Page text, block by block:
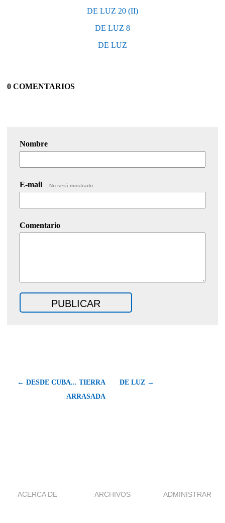
DE LUZ 20 (II)
DE LUZ 8
DE LUZ
0 COMENTARIOS
Nombre
E-mail No será mostrado.
Comentario
← DESDE CUBA... TIERRA
ARRASADA
DE LUZ →
ACERCA DE ARCHIVOS ADMINISTRAR